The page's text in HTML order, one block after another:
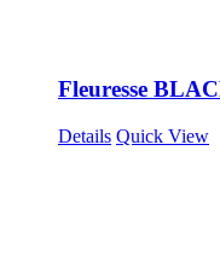
Fleuresse
Details Quick View